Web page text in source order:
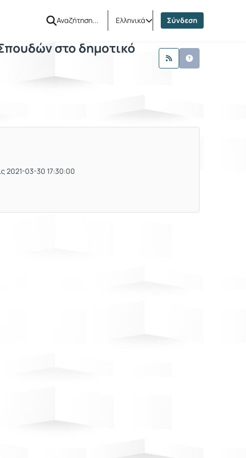
Ελληνικά Σύνδεση
Ανακοινώσεις
Σπουδών στο δημοτικό σχολείο
στο δημοτικό
2021-03-30 17:30:00